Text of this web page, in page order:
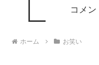
コメ
ホーム お笑い